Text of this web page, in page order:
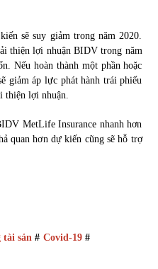
sẽ suy giảm trong năm 2020.
thiện lợi nhuận BIDV trong năm
Nếu hoàn thành một phần hoặc
giảm áp lực phát hành trái phiếu
thiện lợi nhuận.
MetLife Insurance nhanh hơn
quan hơn dự kiến cũng sẽ hỗ trợ
tài sản # Covid-19#